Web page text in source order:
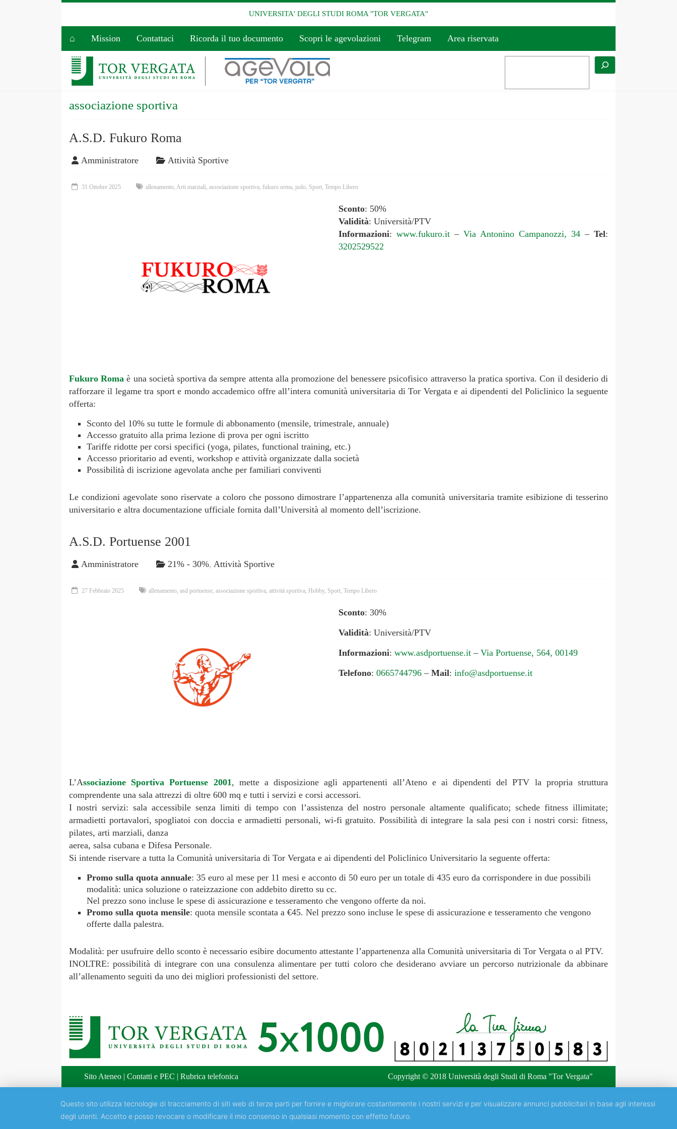
UNIVERSITA' DEGLI STUDI ROMA "TOR VERGATA"
⌂ Mission Contattaci Ricorda il tuo documento Scopri le agevolazioni Telegram Area riservata
associazione sportiva
A.S.D. Fukuro Roma
Amministratore Attività Sportive
31 Ottobre 2025 allenamento, Arti marziali, associazione sportiva, fukuro orma, judo, Sport, Tempo Libero
Sconto: 50%
Validità: Università/PTV
Informazioni: www.fukuro.it – Via Antonino Campanozzi, 34 – Tel:
3202529522
Fukuro Roma è una società sportiva da sempre attenta alla promozione del benessere psicofisico attraverso la pratica sportiva. Con il desiderio di
rafforzare il legame tra sport e mondo accademico offre all’intera comunità universitaria di Tor Vergata e ai dipendenti del Policlinico la seguente
offerta:
Sconto del 10% su tutte le formule di abbonamento (mensile, trimestrale, annuale)
Accesso gratuito alla prima lezione di prova per ogni iscritto
Tariffe ridotte per corsi specifici (yoga, pilates, functional training, etc.)
Accesso prioritario ad eventi, workshop e attività organizzate dalla società
Possibilità di iscrizione agevolata anche per familiari conviventi
Le condizioni agevolate sono riservate a coloro che possono dimostrare l’appartenenza alla comunità universitaria tramite esibizione di tesserino
universitario e altra documentazione ufficiale fornita dall’Università al momento dell’iscrizione.
A.S.D. Portuense 2001
Amministratore 21% - 30%, Attività Sportive
27 Febbraio 2025 allenamento, asd portuense, associazione sportiva, attività sportiva, Hobby, Sport, Tempo Libero
Sconto: 30%
Validità: Università/PTV
Informazioni: www.asdportuense.it – Via Portuense, 564, 00149
Telefono: 0665744796 – Mail: info@asdportuense.it
L’Associazione Sportiva Portuense 2001, mette a disposizione agli appartenenti all’Ateno e ai dipendenti del PTV la propria struttura
comprendente una sala attrezzi di oltre 600 mq e tutti i servizi e corsi accessori.
I nostri servizi: sala accessibile senza limiti di tempo con l’assistenza del nostro personale altamente qualificato; schede fitness illimitate;
armadietti portavalori, spogliatoi con doccia e armadietti personali, wi-fi gratuito. Possibilità di integrare la sala pesi con i nostri corsi: fitness,
pilates, arti marziali, danza
aerea, salsa cubana e Difesa Personale.
Si intende riservare a tutta la Comunità universitaria di Tor Vergata e ai dipendenti del Policlinico Universitario la seguente offerta:
Promo sulla quota annuale: 35 euro al mese per 11 mesi e acconto di 50 euro per un totale di 435 euro da corrispondere in due possibili
modalità: unica soluzione o rateizzazione con addebito diretto su cc.
Nel prezzo sono incluse le spese di assicurazione e tesseramento che vengono offerte da noi.
Promo sulla quota mensile: quota mensile scontata a €45. Nel prezzo sono incluse le spese di assicurazione e tesseramento che vengono
offerte dalla palestra.
Modalità: per usufruire dello sconto è necessario esibire documento attestante l’appartenenza alla Comunità universitaria di Tor Vergata o al PTV.
INOLTRE: possibilità di integrare con una consulenza alimentare per tutti coloro che desiderano avviare un percorso nutrizionale da abbinare
all’allenamento seguiti da uno dei migliori professionisti del settore.
Sito Ateneo Contatti e PEC Rubrica telefonica Copyright © 2018 Università degli Studi di Roma "Tor Vergata"
Questo sito utilizza tecnologie di tracciamento di siti web di terze parti per fornire e migliorare costantemente i nostri servizi e per visualizzare annunci pubblicitari in base agli interessi
degli utenti. Accetto e posso revocare o modificare il mio consenso in qualsiasi momento con effetto futuro.